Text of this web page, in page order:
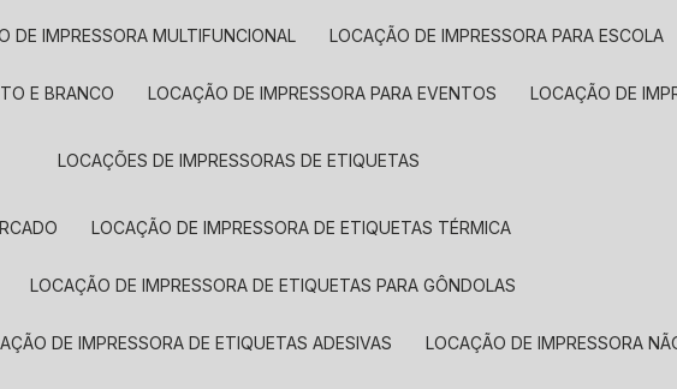
DE IMPRESSORA MULTIFUNCIONAL LOCAÇÃO DE IMPRESSORA PARA ESCOLA
E BRANCO LOCAÇÃO DE IMPRESSORA PARA EVENTOS LOCAÇÃO DE
LOCAÇÕES DE IMPRESSORAS DE ETIQUETAS
LOCAÇÃO DE IMPRESSORA DE ETIQUETAS TÉRMICA
LOCAÇÃO DE IMPRESSORA DE ETIQUETAS PARA GÔNDOLAS
DE IMPRESSORA DE ETIQUETAS ADESIVAS LOCAÇÃO DE IMPRESSORA